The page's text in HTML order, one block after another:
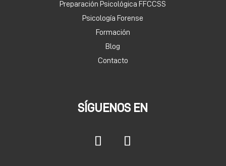
Preparación Psicológica FFCCSS
Psicología Forense
Formación
Blog
Contacto
SÍGUENOS EN